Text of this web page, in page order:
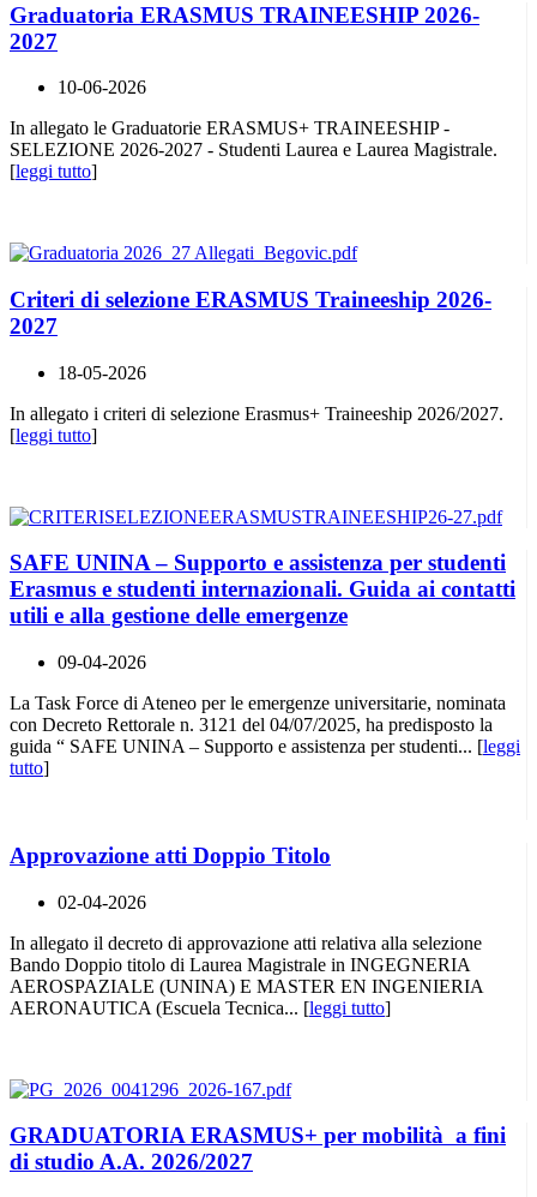
Graduatoria ERASMUS TRAINEESHIP 2026-
2027
10-06-2026
In allegato le Graduatorie ERASMUS+ TRAINEESHIP -
SELEZIONE 2026-2027 - Studenti Laurea e Laurea Magistrale.
[leggi tutto]
Criteri di selezione ERASMUS Traineeship 2026-
2027
18-05-2026
In allegato i criteri di selezione Erasmus+ Traineeship 2026/2027.
[leggi tutto]
SAFE UNINA – Supporto e assistenza per studenti
Erasmus e studenti internazionali. Guida ai contatti
utili e alla gestione delle emergenze
09-04-2026
La Task Force di Ateneo per le emergenze universitarie, nominata
con Decreto Rettorale n. 3121 del 04/07/2025, ha predisposto la
guida “ SAFE UNINA – Supporto e assistenza per studenti... [leggi
tutto]
Approvazione atti Doppio Titolo
02-04-2026
In allegato il decreto di approvazione atti relativa alla selezione
Bando Doppio titolo di Laurea Magistrale in INGEGNERIA
AEROSPAZIALE (UNINA) E MASTER EN INGENIERIA
AERONAUTICA (Escuela Tecnica... [leggi tutto]
GRADUATORIA ERASMUS+ per mobilità a fini
di studio A.A. 2026/2027